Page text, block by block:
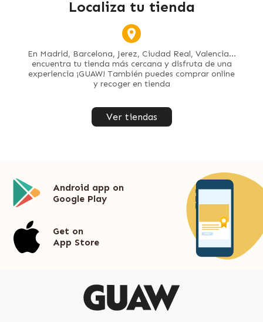
Localiza tu tienda
En Madrid, Barcelona, Jerez, Ciudad Real, Valencia...
encuentra tu tienda más cercana y disfruta de una
experiencia ¡GUAW! También puedes comprar online
y recoger en tienda
Ver tiendas
Android app on
Google Play
Get on
App Store